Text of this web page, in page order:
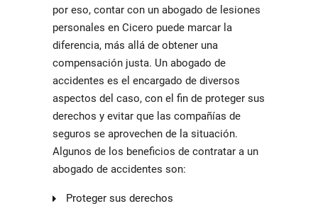
por eso, contar con un abogado de lesiones
personales en Cicero puede marcar la
diferencia, más allá de obtener una
compensación justa. Un abogado de
accidentes es el encargado de diversos
aspectos del caso, con el fin de proteger sus
derechos y evitar que las compañías de
seguros se aprovechen de la situación.
Algunos de los beneficios de contratar a un
abogado de accidentes son:
Proteger sus derechos